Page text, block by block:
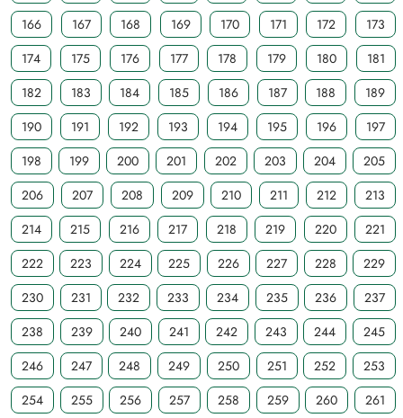
166
167 168 169 170 171 172
173
174
175 176 177 178 179 180
181
182
183 184 185 186 187 188
189
190
191 192 193 194 195 196
197
198
199 200 201 202 203 204
205
206
207 208 209 210 211 212
213
214
215 216 217 218 219 220
221
222
223 224 225 226 227 228
229
230
231 232 233 234 235 236
237
238
239 240 241 242 243 244
245
246
247 248 249 250 251 252
253
254
255 256 257 258 259 260
261